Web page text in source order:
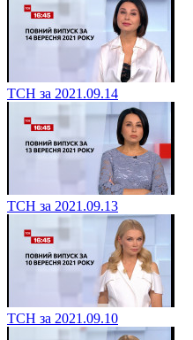
ТСН за 2021.09.14
ТСН за 2021.09.13
ТСН за 2021.09.10